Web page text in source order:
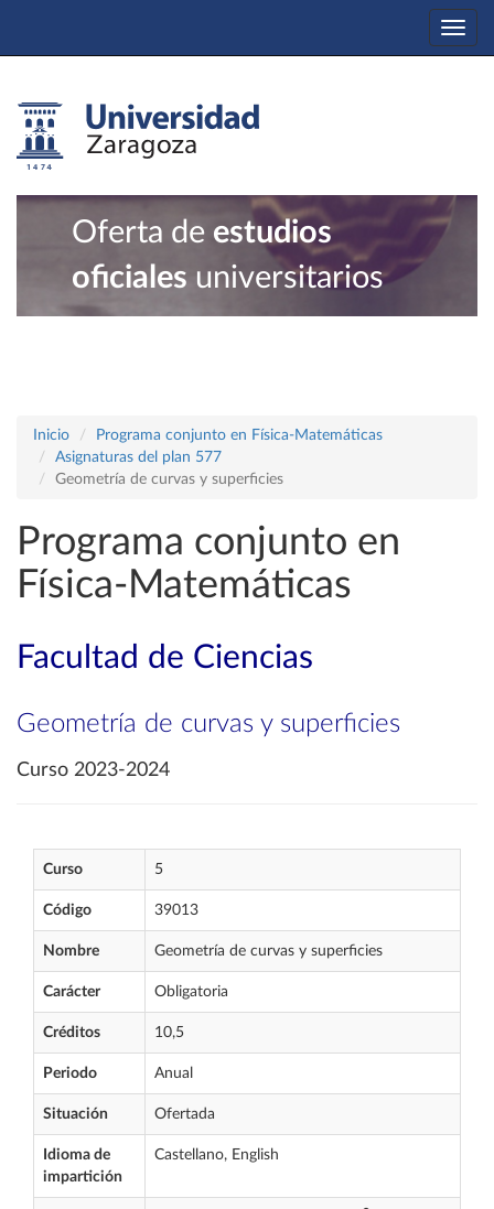
Oferta de estudios
oficiales universitarios
Inicio
Programa conjunto en Física-Matemáticas
Asignaturas del plan 577
Geometría de curvas y superficies
Programa conjunto en
Física-Matemáticas
Facultad de Ciencias
Geometría de curvas y superficies
Curso 2023-2024
Curso 5
Código 39013
Nombre Geometría de curvas y superficies
Carácter Obligatoria
Créditos 10,5
Periodo Anual
Situación Ofertada
Idioma de
impartición
Castellano, English